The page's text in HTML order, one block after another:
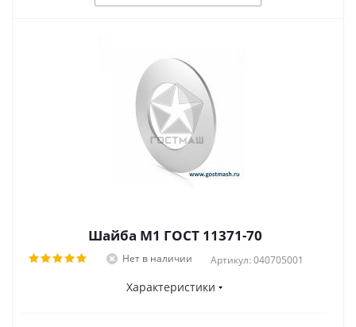
Шайба М1 ГОСТ 11371-70
Нет в наличии Артикул: 040705001
Характеристики